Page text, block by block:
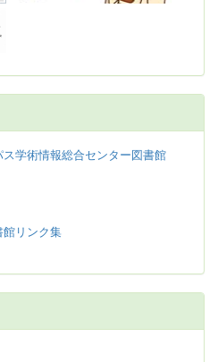
学術情報総合センター図書館
館リンク集